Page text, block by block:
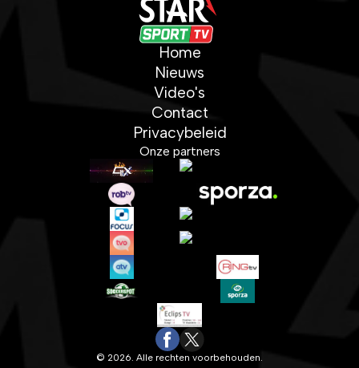
Home
Nieuws
Video's
Contact
Privacybeleid
Onze partners
© 2026. Alle rechten voorbehouden.